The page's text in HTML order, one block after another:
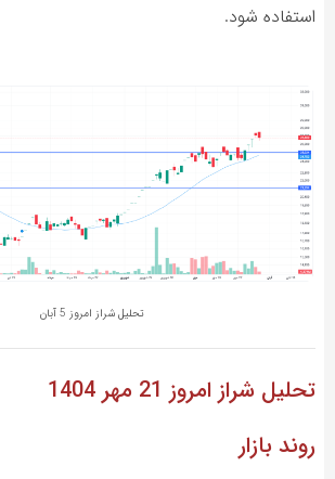
استفاده شود.
تحلیل شراز امروز 5 آبان
تحلیل شراز امروز 21 مهر 1404
روند بازار